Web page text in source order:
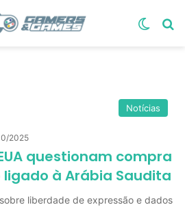
Notícias
2025
questionam compra
ligado à Arábia Saudita
liberdade de expressão e dados